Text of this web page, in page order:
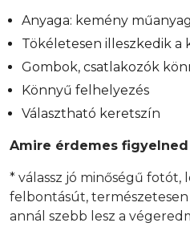
Anyaga: kemény műanyag
Tökéletesen illeszkedik a
Gombok, csatlakozók
Könnyű felhelyezés
Választható keretszín
Amire érdemes figyelned
* válassz jó minőségű fotót,
felbontásút,
annál szebb lesz a